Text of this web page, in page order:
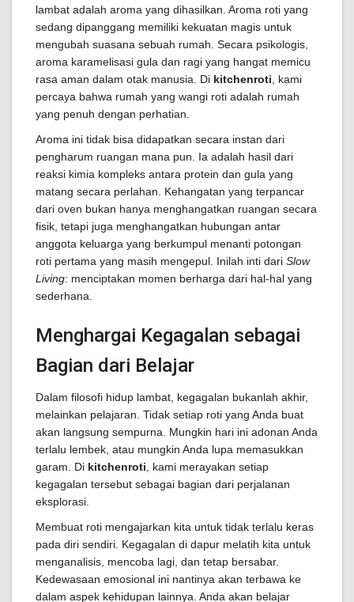
lambat adalah aroma yang dihasilkan. Aroma roti yang
sedang dipanggang memiliki kekuatan magis untuk
mengubah suasana sebuah rumah. Secara psikologis,
aroma karamelisasi gula dan ragi yang hangat memicu
rasa aman dalam otak manusia. Di kitchenroti , kami
percaya bahwa rumah yang wangi roti adalah rumah
yang penuh dengan perhatian.
Aroma ini tidak bisa didapatkan secara instan dari
pengharum ruangan mana pun. Ia adalah hasil dari
reaksi kimia kompleks antara protein dan gula yang
matang secara perlahan. Kehangatan yang terpancar
dari oven bukan hanya menghangatkan ruangan secara
fisik, tetapi juga menghangatkan hubungan antar
anggota keluarga yang berkumpul menanti potongan
roti pertama yang masih mengepul. Inilah inti dari Slow
Living: menciptakan momen berharga dari hal-hal yang
sederhana.
Menghargai Kegagalan sebagai
Bagian dari Belajar
Dalam filosofi hidup lambat, kegagalan bukanlah akhir,
melainkan pelajaran. Tidak setiap roti yang Anda buat
akan langsung sempurna. Mungkin hari ini adonan Anda
terlalu lembek, atau mungkin Anda lupa memasukkan
garam. Di kitchenroti , kami merayakan setiap
kegagalan tersebut sebagai bagian dari perjalanan
eksplorasi.
Membuat roti mengajarkan kita untuk tidak terlalu keras
pada diri sendiri. Kegagalan di dapur melatih kita untuk
menganalisis, mencoba lagi, dan tetap bersabar.
Kedewasaan emosional ini nantinya akan terbawa ke
dalam aspek kehidupan lainnya. Anda akan belajar